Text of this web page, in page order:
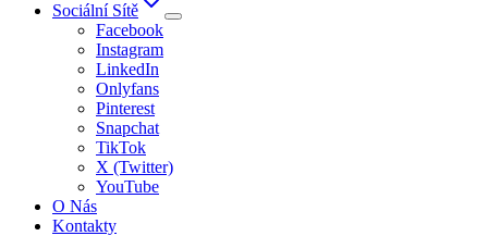
Sociální Sítě
Facebook
Instagram
LinkedIn
Onlyfans
Pinterest
Snapchat
TikTok
X (Twitter)
YouTube
O Nás
Kontakty